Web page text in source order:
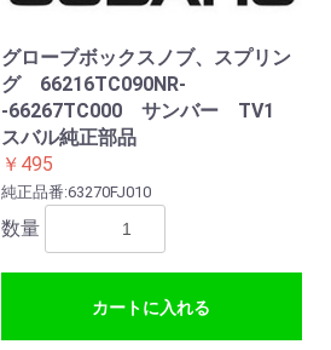
グローブボックスノブ、スプリン
グ 66216TC090NR-
-66267TC000 サンバー TV1
スバル純正部品
￥495
純正品番:63270FJ010
数量
カートに入れる